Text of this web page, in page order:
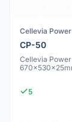
Cellevia Power
CP-50
Cellevia
5